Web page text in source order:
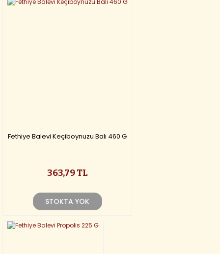
Fethiye Balevi Keçiboynuzu Balı 460 G
363,79 TL
STOKTA YOK